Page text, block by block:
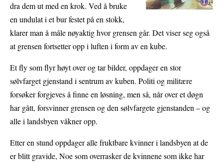
dra dem ut med en krok. Ved å bruke
en undulat i et bur festet på en stokk,
klarer man å måle nøyaktig hvor grensen går. Det viser seg også
at grensen fortsetter opp i luften i form av en kube.
Et fly som flyr høyt over og tar bilder, oppdager en stor
sølvfarget gjenstand i sentrum av kuben. Politi og militære
forsøker forgjeves å finne en løsning, men så, når over et døgn
har gått, forsvinner grensen og den sølvfargete gjenstanden – og
alle i landsbyen våkner opp.
Etter en stund oppdager alle fruktbare kvinner i landsbyen at de
er blitt gravide, Noe som overrasker de kvinnene som ikke har